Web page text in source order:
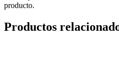
producto.
Productos